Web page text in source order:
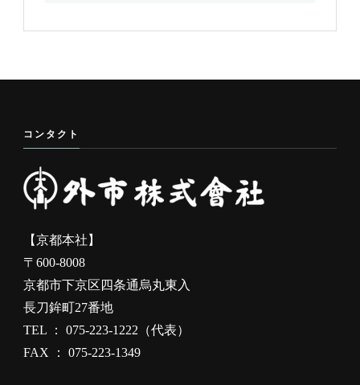
コンタクト
【京都本社】
〒600-8008
京都市下京区四条通烏丸東入
長刀鉾町27番地
TEL ： 075-223-1222（代表）
FAX ： 075-223-1349